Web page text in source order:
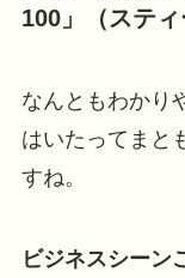
100」（スティ
なんともわかり
はいたってまと
すね。
ビジネスシーン